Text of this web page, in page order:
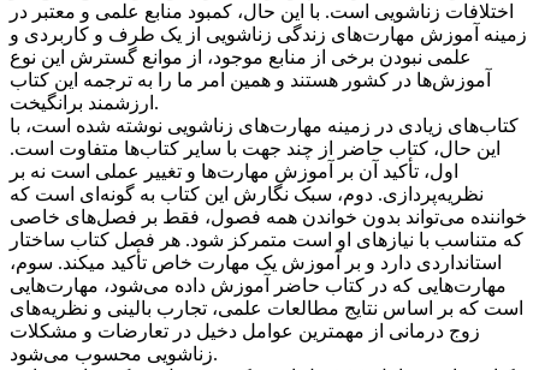
اختلافات زناشویی است. با این حال، کمبود منابع علمی و معتبر در
زمینه آموزش مهارت‌های زندگی زناشویی از یک طرف و کاربردی و
علمی نبودن برخی از منابع موجود، از موانع گسترش این نوع
آموزش‌ها در کشور هستند و همین امر ما را به ترجمه این کتاب
ارزشمند برانگیخت.
کتاب‌های زیادی در زمینه مهارت‌های زناشویی نوشته شده است، با
این حال، کتاب حاضر از چند جهت با سایر کتاب‌ها متفاوت است.
اول، تأکید آن بر آموزش مهارت‌ها و تغییر عملی است نه بر
نظریه‌پردازی. دوم، سبک نگارش این کتاب به گونه‌ای است که
خواننده می‌تواند بدون خواندن همه فصول، فقط بر فصل‌های خاصی
که متناسب با نیازهای او است متمرکز شود. هر فصل کتاب ساختار
استانداردی دارد و بر آموزش یک مهارت خاص تأکید میکند. سوم،
مهارت‌هایی که در کتاب حاضر آموزش داده می‌شود، مهارت‌هایی
است که بر اساس نتایج مطالعات علمی، تجارب بالینی و نظریه‌های
زوج درمانی از مهمترین عوامل دخیل در تعارضات و مشکلات
زناشویی محسوب می‌شود.